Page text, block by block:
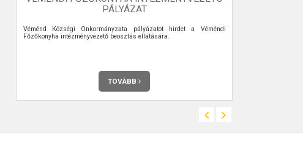
PÁLYÁZAT
Véménd Községi Önkormányzata pályázatot hirdet a Véméndi
Főzőkonyha intézményvezető beosztás ellátására.
TOVÁBB